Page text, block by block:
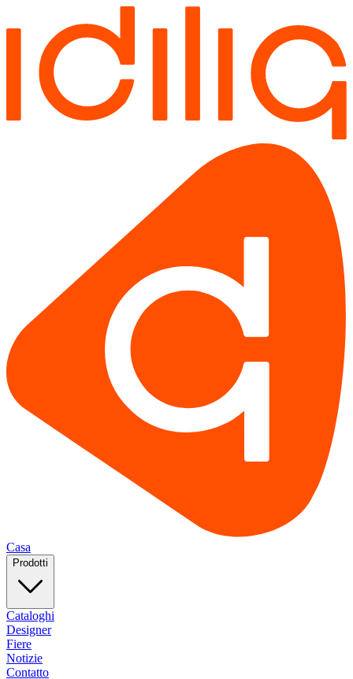
Casa
Prodotti
Cataloghi
Designer
Fiere
Notizie
Contatto